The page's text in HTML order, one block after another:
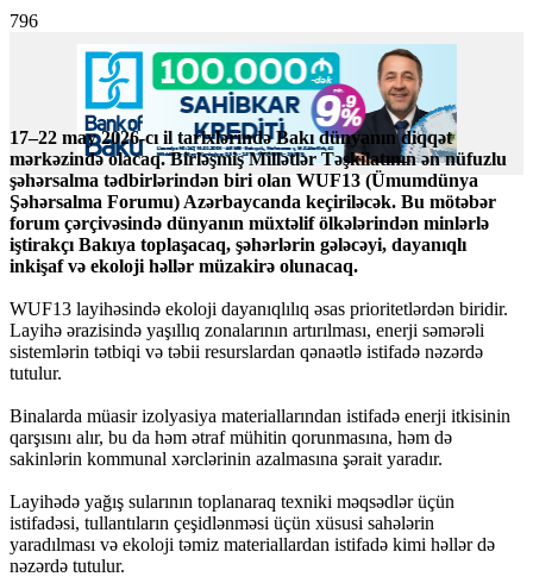
796
17–22 may 2026-cı il tarixlərində Bakı dünyanın diqqət
mərkəzində olacaq. Birləşmiş Millətlər Təşkilatının ən nüfuzlu
şəhərsalma tədbirlərindən biri olan WUF13 (Ümumdünya
Şəhərsalma Forumu) Azərbaycanda keçiriləcək. Bu mötəbər
forum çərçivəsində dünyanın müxtəlif ölkələrindən minlərlə
iştirakçı Bakıya toplaşacaq, şəhərlərin gələcəyi, dayanıqlı
inkişaf və ekoloji həllər müzakirə olunacaq.
WUF13 layihəsində ekoloji dayanıqlılıq əsas prioritetlərdən biridir.
Layihə ərazisində yaşıllıq zonalarının artırılması, enerji səmərəli
sistemlərin tətbiqi və təbii resurslardan qənaətlə istifadə nəzərdə
tutulur.
Binalarda müasir izolyasiya materiallarından istifadə enerji itkisinin
qarşısını alır, bu da həm ətraf mühitin qorunmasına, həm də
sakinlərin kommunal xərclərinin azalmasına şərait yaradır.
Layihədə yağış sularının toplanaraq texniki məqsədlər üçün
istifadəsi, tullantıların çeşidlənməsi üçün xüsusi sahələrin
yaradılması və ekoloji təmiz materiallardan istifadə kimi həllər də
nəzərdə tutulur.